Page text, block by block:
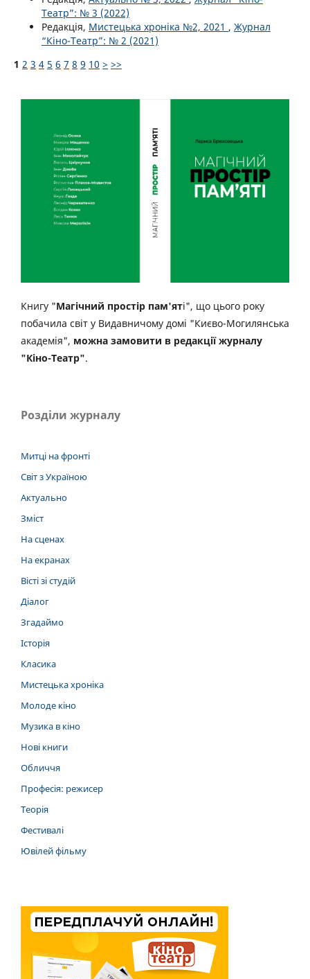
Театр”: № 3 (2022)
Редакція, Мистецька хроніка №2, 2021 , Журнал
“Кіно-Театр”: № 2 (2021)
1 2 3 4 5 6 7 8 9 10 > >>
Книгу "Магічний простір пам'яті", що цього року
побачила світ у Видавничому домі "Києво-Могилянська
академія", можна замовити в редакції журналу
"Кіно-Театр".
Розділи журналу
Митці на фронті
Світ з Україною
Актуально
Зміст
На сценах
На екранах
Вісті зі студій
Діалог
Згадаймо
Історія
Класика
Мистецька хроніка
Молоде кіно
Музика в кіно
Нові книги
Обличчя
Професія: режисер
Теорія
Фестивалі
Ювілей фільму